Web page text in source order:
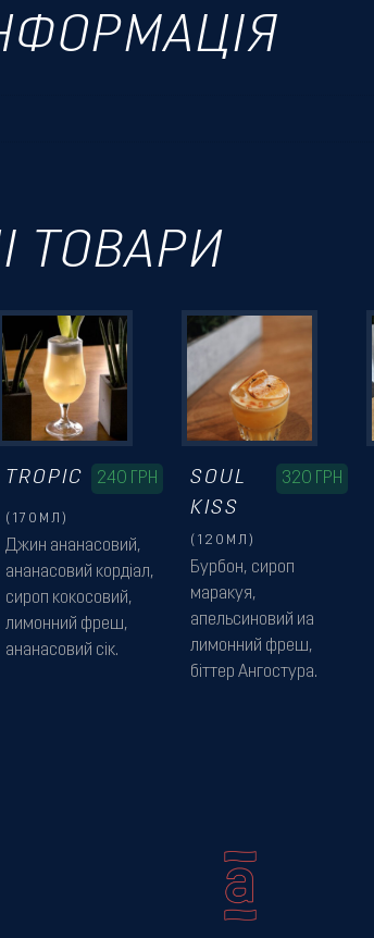
ТОВАРИ
Джин ананасовий,
ананасовий кордіал,
сироп кокосовий,
лимонний фреш,
ананасовий сік.
(170МЛ)
TROPIC 240 ГРН
Бурбон, сироп
маракуя,
апельсиновий иа
лимонний фреш,
біттер Ангостура.
(120МЛ)
SOUL
KISS
320 ГРН